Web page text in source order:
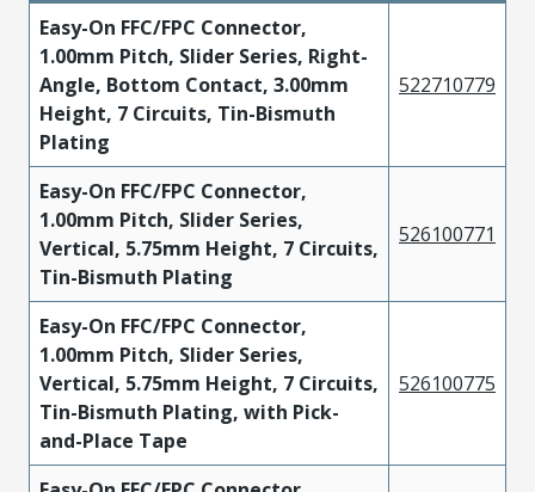
Easy-On FFC/FPC Connector,
1.00mm Pitch, Slider Series, Right-
Angle, Bottom Contact, 3.00mm
Height, 7 Circuits, Tin-Bismuth
Plating
522710779
Easy-On FFC/FPC Connector,
1.00mm Pitch, Slider Series,
Vertical, 5.75mm Height, 7 Circuits,
Tin-Bismuth Plating
526100771
Easy-On FFC/FPC Connector,
1.00mm Pitch, Slider Series,
Vertical, 5.75mm Height, 7 Circuits,
Tin-Bismuth Plating, with Pick-
and-Place Tape
526100775